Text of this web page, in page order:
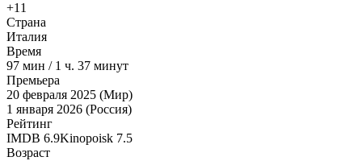
+11
Страна
Италия
Время
97 мин / 1 ч. 37 минут
Премьера
20 февраля 2025 (Мир)
1 января 2026 (Россия)
Рейтинг
IMDB 6.9Kinopoisk 7.5
Возраст